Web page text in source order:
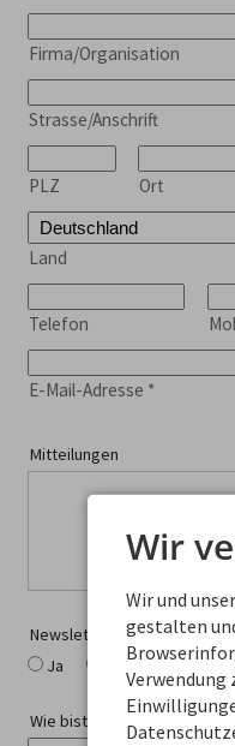
Firma/Organisation
Strasse/Anschrift
PLZ Ort
Land
Telefon
E-Mail-Adresse *
Mitteilungen
Newsletter-Anmeldung
Ja
Nein
Wie bist Du auf uns
Wir
Wir und
gestalten
Verwendung